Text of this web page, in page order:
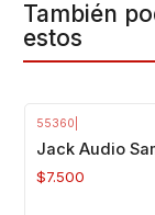
También
estos
55360
Jack Audio
$7.500